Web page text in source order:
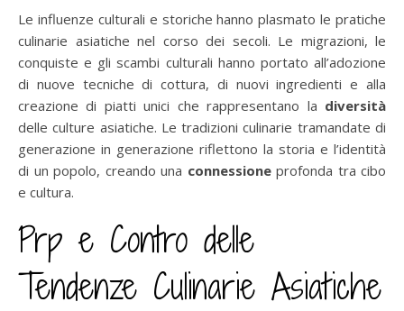
Le influenze culturali e storiche hanno plasmato le pratiche
culinarie asiatiche nel corso dei secoli. Le migrazioni, le
conquiste e gli scambi culturali hanno portato all’adozione
di nuove tecniche di cottura, di nuovi ingredienti e alla
creazione di piatti unici che rappresentano la diversità
delle culture asiatiche. Le tradizioni culinarie tramandate di
generazione in generazione riflettono la storia e l’identità
di un popolo, creando una connessioneprofonda tra cibo
e cultura.
Prp e Contro delle
Tendenze Culinarie Asiatiche